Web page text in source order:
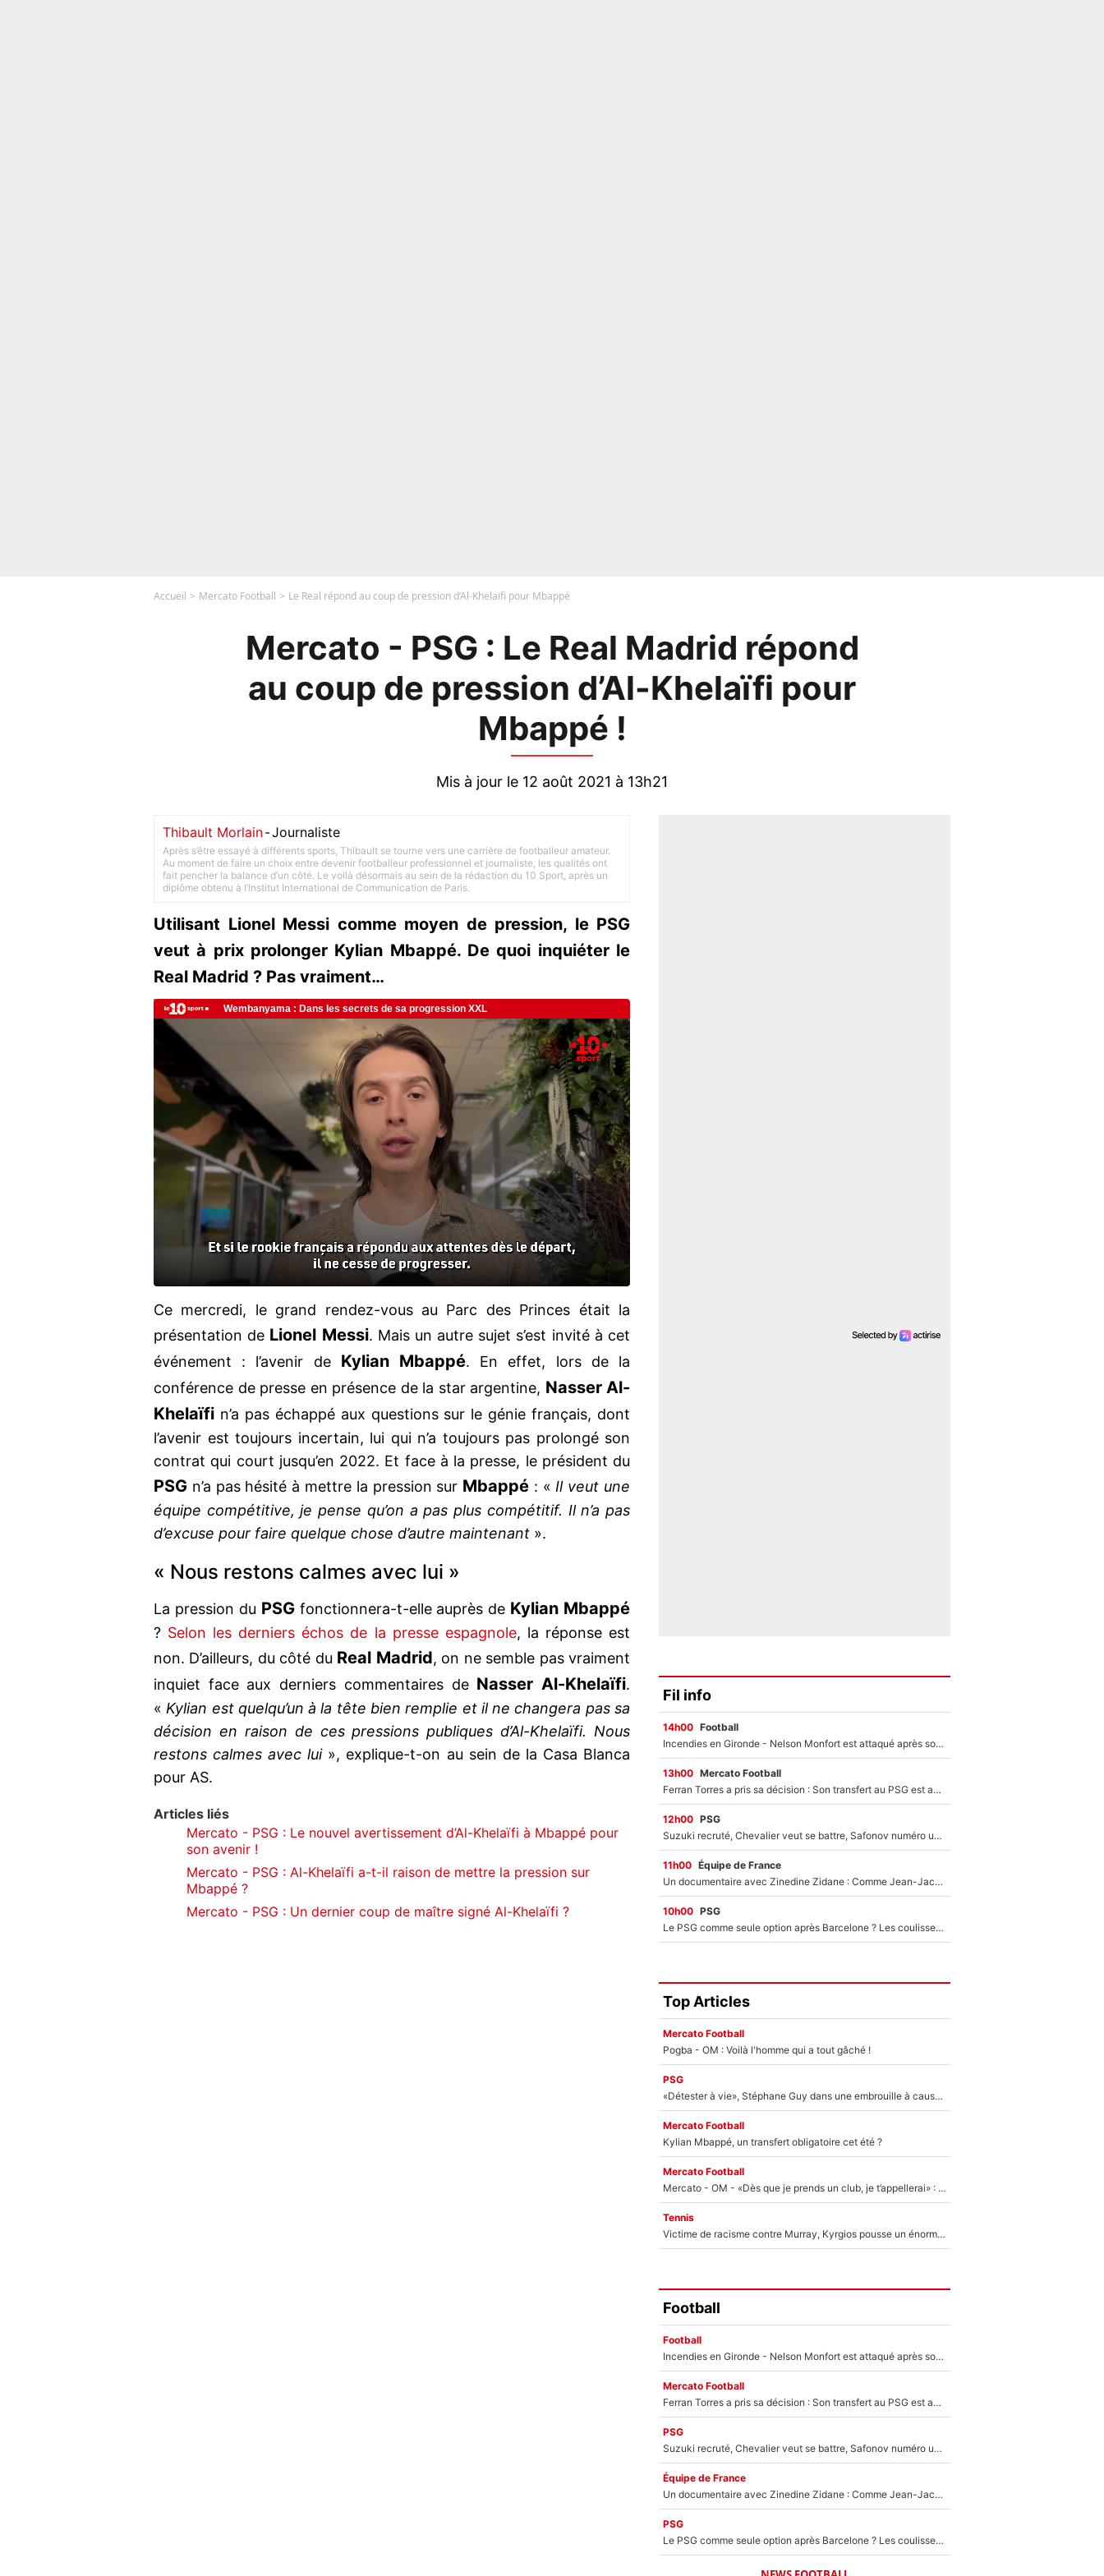
Accueil Mercato Football Le Real répond au coup de pression d’Al-Khelaïfi pour Mbappé
Mercato - PSG : Le Real Madrid répond
au coup de pression d’Al-Khelaïfi pour
Mbappé !
Mis à jour le 12 août 2021 à 13h21
Thibault Morlain-Journaliste
Après s’être essayé à différents sports, Thibault se tourne vers une carrière de footballeur amateur.
Au moment de faire un choix entre devenir footballeur professionnel et journaliste, les qualités ont
fait pencher la balance d’un côté. Le voilà désormais au sein de la rédaction du 10 Sport, après un
diplôme obtenu à l’Institut International de Communication de Paris.
Utilisant Lionel Messi comme moyen de pression, le PSG
veut à prix prolonger Kylian Mbappé. De quoi inquiéter le
Real Madrid ? Pas vraiment…
Ce mercredi, le grand rendez-vous au Parc des Princes était la
présentation de Lionel Messi. Mais un autre sujet s’est invité à cet
événement : l’avenir de Kylian Mbappé. En effet, lors de la
conférence de presse en présence de la star argentine, Nasser Al-
Khelaïfi n’a pas échappé aux questions sur le génie français, dont
l’avenir est toujours incertain, lui qui n’a toujours pas prolongé son
contrat qui court jusqu’en 2022. Et face à la presse, le président du
PSG n’a pas hésité à mettre la pression sur Mbappé : «Il veut une
équipe compétitive, je pense qu’on a pas plus compétitif. Il n’a pas
d’excuse pour faire quelque chose d’autre maintenant ».
« Nous restons calmes avec lui »
La pression du PSGfonctionnera-t-elle auprès de Kylian Mbappé
? Selon les derniers échos de la presse espagnole, la réponse est
non. D’ailleurs, du côté du Real Madrid, on ne semble pas vraiment
inquiet face aux derniers commentaires de Nasser Al-Khelaïfi.
«Kylian est quelqu’un à la tête bien remplie et il ne changera pas sa
décision en raison de ces pressions publiques d’Al-Khelaïfi. Nous
restons calmes avec lui», explique-t-on au sein de la Casa Blanca
pour AS.
Articles liés
Mercato - PSG : Le nouvel avertissement d’Al-Khelaïfi à Mbappé pour
son avenir !
Mercato - PSG : Al-Khelaïfi a-t-il raison de mettre la pression sur
Mbappé ?
Mercato - PSG : Un dernier coup de maître signé Al-Khelaïfi ?
Fil info
14h00 Football
Incendies en Gironde - Nelson Monfort est attaqué après son dérapage sur CNews : «Et lui, il prend combien pour parler dans un studio climatisé?»
13h00 Mercato Football
Ferran Torres a pris sa décision : Son transfert au PSG est annoncé en Espagne !
12h00 PSG
Suzuki recruté, Chevalier veut se battre, Safonov numéro un… Le PSG se lance encore dans un gros chantier pour le poste de gardien de but
11h00 Équipe de France
Un documentaire avec Zinedine Zidane : Comme Jean-Jacques Goldman et Mylène Farmer, le nouveau sélectionneur de l'équipe de France a recalé une journaliste très connue
10h00 PSG
Le PSG comme seule option après Barcelone ? Les coulisses de la signature historique de Lionel Messi sont révélées au grand jour !
Top Articles
Mercato Football
Pogba - OM : Voilà l'homme qui a tout gâché !
PSG
«Détester à vie», Stéphane Guy dans une embrouille à cause du PSG !
Mercato Football
Kylian Mbappé, un transfert obligatoire cet été ?
Mercato Football
Mercato - OM - «Dès que je prends un club, je t’appellerai» : La promesse de Marcelino au moment de claquer la porte
Tennis
Victime de racisme contre Murray, Kyrgios pousse un énorme coup de gueule !
Football
Football
Incendies en Gironde - Nelson Monfort est attaqué après son dérapage sur CNews : «Et lui, il prend combien pour parler dans un studio climatisé?»
Mercato Football
Ferran Torres a pris sa décision : Son transfert au PSG est annoncé en Espagne !
PSG
Suzuki recruté, Chevalier veut se battre, Safonov numéro un… Le PSG se lance encore dans un gros chantier pour le poste de gardien de but
Équipe de France
Un documentaire avec Zinedine Zidane : Comme Jean-Jacques Goldman et Mylène Farmer, le nouveau sélectionneur de l'équipe de France a recalé une journaliste très connue
PSG
Le PSG comme seule option après Barcelone ? Les coulisses de la signature historique de Lionel Messi sont révélées au grand jour !